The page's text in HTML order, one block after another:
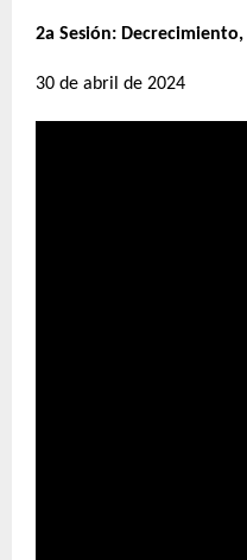
2a Sesión:
30 de abril de 2024